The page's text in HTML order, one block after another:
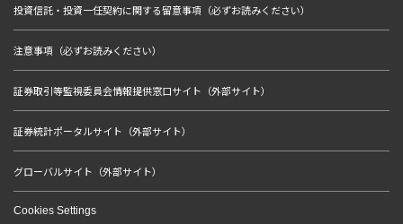
投資信託・投資一任契約に関する留意事項（必ずお読みください）
注意事項（必ずお読みください）
証券取引等監視委員会情報提供窓口サイト（外部サイト）
証券統計ポータルサイト（外部サイト）
グローバルサイト（外部サイト）
Cookies Settings